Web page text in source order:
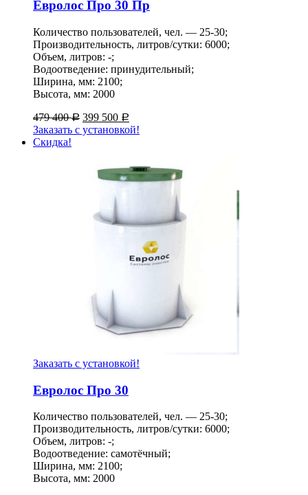
Евролос Про 30 Пр
Количество пользователей, чел. — 25-30;
Производительность, литров/сутки: 6000;
Объем, литров: -;
Водоотведение: принудительный;
Ширина, мм: 2100;
Высота, мм: 2000
479 400Р 399 500 Р
Заказать с установкой!
Скидка!
Заказать с установкой!
Евролос Про 30
Количество пользователей, чел. — 25-30;
Производительность, литров/сутки: 6000;
Объем, литров: -;
Водоотведение: самотёчный;
Ширина, мм: 2100;
Высота, мм: 2000